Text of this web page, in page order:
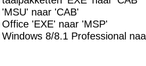
naar 'CAB'
'EXE' naar 'MSP'
8/8.1 Professional